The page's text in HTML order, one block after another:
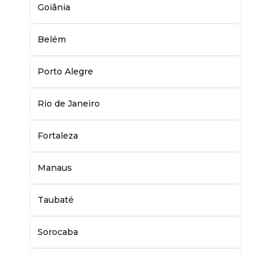
Goiânia
Belém
Porto Alegre
Rio de Janeiro
Fortaleza
Manaus
Taubaté
Sorocaba